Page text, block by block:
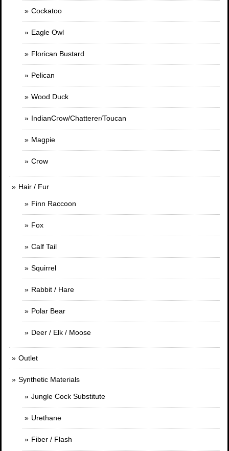
Cockatoo
Eagle Owl
Florican Bustard
Pelican
Wood Duck
IndianCrow/Chatterer/Toucan
Magpie
Crow
Hair / Fur
Finn Raccoon
Fox
Calf Tail
Squirrel
Rabbit / Hare
Polar Bear
Deer / Elk / Moose
Outlet
Synthetic Materials
Jungle Cock Substitute
Urethane
Fiber / Flash